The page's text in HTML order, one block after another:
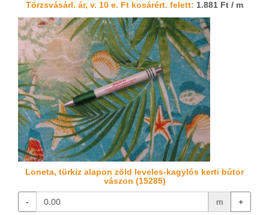
Törzsvásárl. ár, v. 10 e. Ft kosárért. felett: 1.881 Ft / m
Loneta, türkiz alapon zöld leveles-kagylós kerti bútor
vászon (15285)
- m +